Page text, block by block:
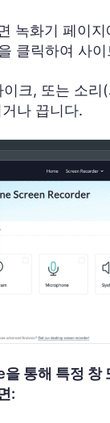
녹화기 페이
클릭하여 사
이크, 또는 소리
나 끕니다.
통해 특정 창
: